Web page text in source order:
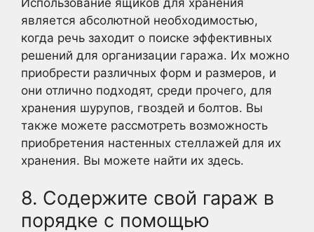
является абсолютной необходимостью,
когда речь заходит о поиске эффективных
решений для организации гаража. Их можно
приобрести различных форм и размеров, и
они отлично подходят, среди прочего, для
хранения шурупов, гвоздей и болтов. Вы
также можете рассмотреть возможность
приобретения настенных стеллажей для их
хранения. Вы можете найти их здесь.
8. Содержите свой гараж в
порядке с помощью